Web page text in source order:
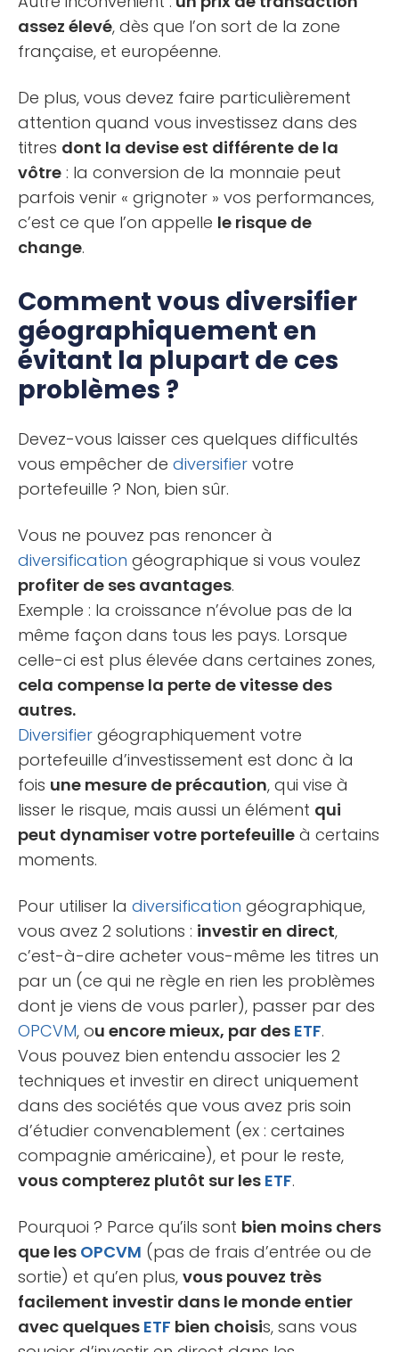
assez élevé, dès que l’on sort de la zone
française, et européenne.
De plus, vous devez faire particulièrement
attention quand vous investissez dans des
titres dont la devise est différente de la
vôtre : la conversion de la monnaie peut
parfois venir « grignoter » vos performances,
c’est ce que l’on appelle le risque de
change.
Comment vous diversifier
géographiquement en
évitant la plupart de ces
problèmes ?
Devez-vous laisser ces quelques difficultés
vous empêcher de diversifier votre
portefeuille ? Non, bien sûr.
Vous ne pouvez pas renoncer à
diversification géographique si vous voulez
profiter de ses avantages.
Exemple : la croissance n’évolue pas de la
même façon dans tous les pays. Lorsque
celle-ci est plus élevée dans certaines zones,
cela compense la perte de vitesse des
autres.
Diversifier géographiquement votre
portefeuille d’investissement est donc à la
fois une mesure de précaution, qui vise à
lisser le risque, mais aussi un élément qui
peut dynamiser votre portefeuille à certains
moments.
Pour utiliser la diversification géographique,
vous avez 2 solutions : investir en direct,
c’est-à-dire acheter vous-même les titres un
par un (ce qui ne règle en rien les problèmes
dont je viens de vous parler), passer par des
OPCVM, ou encore mieux, par des ETF.
Vous pouvez bien entendu associer les 2
techniques et investir en direct uniquement
dans des sociétés que vous avez pris soin
d’étudier convenablement (ex : certaines
compagnie américaine), et pour le reste,
vous compterez plutôt sur les ETF.
Pourquoi ? Parce qu’ils sont bien moins chers
que les OPCVM (pas de frais d’entrée ou de
sortie) et qu’en plus, vous pouvez très
facilement investir dans le monde entier
avec quelques ETF bien choisis, sans vous